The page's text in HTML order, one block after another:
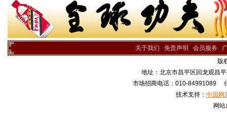
灵动的画家 王晓燕 郭乙博的传奇故事
少林师兄弟同贺网
台上线
关于我们 免责声明 会员服务
版
地址：北京市昌平区回龙观昌
市场招商电话：010-84991089
技术支持： 中国网
网